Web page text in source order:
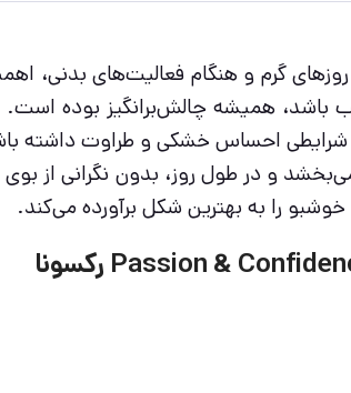
روزهای گرم و هنگام فعالیت‌های
و در طول روز، بدون نگرانی از بوی
را به بهترین شکل برآورده می‌کند.